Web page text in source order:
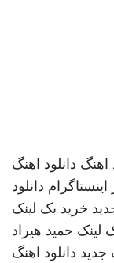
اهنگ دانلود اهنگ
دانلود
خرید بک لینک
لینک حمید هیراد
جدید دانلود اهنگ